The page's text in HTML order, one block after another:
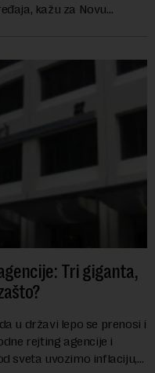
kažu za Novu
Tri giganta,
u državi lepo se prenosi i
rejting agencije i
sveta uvozimo inflaciju,